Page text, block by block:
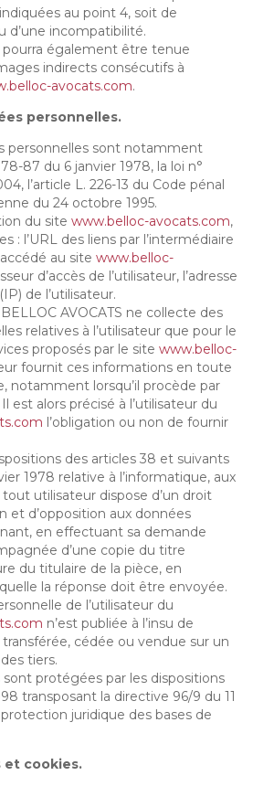
au point 4, soit de
d’une incompatibilité.
pourra également être tenue
indirects consécutifs à
avocats.com.
personnelles.
personnelles sont notamment
87 du 6 janvier 1978, la loi n°
l’article L. 226-13 du Code pénal
du 24 octobre 1995.
du site www.belloc-avocats.com,
: l’URL des liens par l’intermédiaire
au site www.belloc-
d’accès de l’utilisateur, l’adresse
de l’utilisateur.
AVOCATS ne collecte des
relatives à l’utilisateur que pour le
proposés par le site www.belloc-
fournit ces informations en toute
notamment lorsqu’il procède par
est alors précisé à l’utilisateur du
l’obligation ou non de fournir
des articles 38 et suivants
1978 relative à l’informatique, aux
utilisateur dispose d’un droit
et d’opposition aux données
en effectuant sa demande
d’une copie du titre
du titulaire de la pièce, en
la réponse doit être envoyée.
de l’utilisateur du
n’est publiée à l’insu de
transférée, cédée ou vendue sur un
tiers.
sont protégées par les dispositions
transposant la directive 96/9 du 11
juridique des bases de
et cookies.